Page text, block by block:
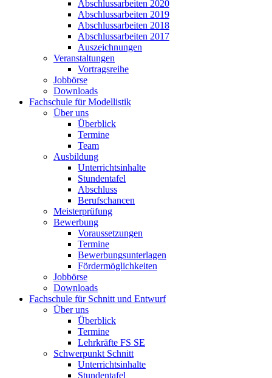
Abschlussarbeiten 2020
Abschlussarbeiten 2019
Abschlussarbeiten 2018
Abschlussarbeiten 2017
Auszeichnungen
Veranstaltungen
Vortragsreihe
Jobbörse
Downloads
Fachschule für Modellistik
Über uns
Überblick
Termine
Team
Ausbildung
Unterrichtsinhalte
Stundentafel
Abschluss
Berufschancen
Meisterprüfung
Bewerbung
Voraussetzungen
Termine
Bewerbungsunterlagen
Fördermöglichkeiten
Jobbörse
Downloads
Fachschule für Schnitt und Entwurf
Über uns
Überblick
Termine
Lehrkräfte FS SE
Schwerpunkt Schnitt
Unterrichtsinhalte
Stundentafel